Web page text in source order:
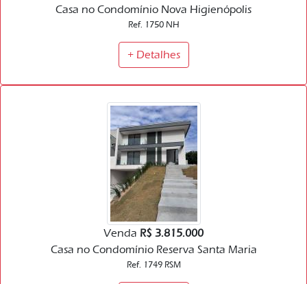
Casa no Condomínio Nova Higienópolis
Ref. 1750 NH
+ Detalhes
Venda R$ 3.815.000
Casa no Condomínio Reserva Santa Maria
Ref. 1749 RSM